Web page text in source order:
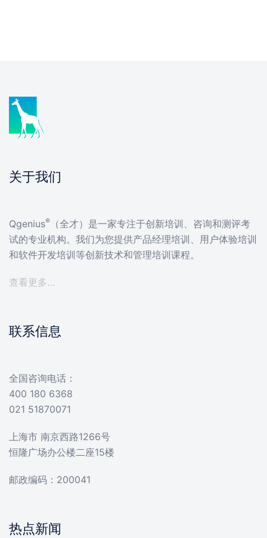
关于我们
Qgenius®
（全才）是一家专注于创新培训、咨询和测评考
试的专业机构。我们为您提供产品经理培训、用户体验培训
和软件开发培训等创新技术和管理培训课程。
查看更多…
联系信息
全国咨询电话：
400 180 6368
021 51870071
上海市 南京西路1266号
恒隆广场办公楼二座15楼
邮政编码：200041
热点新闻